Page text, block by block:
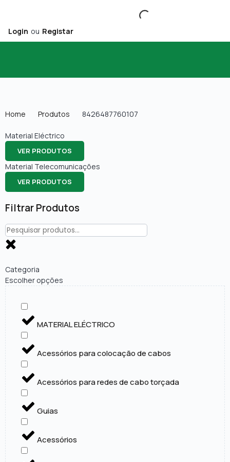
Login ou Registar
Home Produtos 8426487760107
Filtrar Produtos
Categoria
Escolher opções
MATERIAL ELÉCTRICO
Acessórios para colocação de cabos
Acessórios para redes de cabo torçada
Guias
Acessórios
Material Eléctrico
VER PRODUTOS
Material Telecomunicações
VER PRODUTOS